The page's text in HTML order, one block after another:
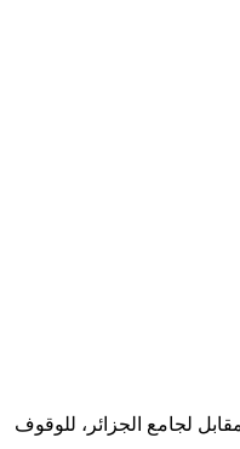
لجامع الجزائر، للوقوف